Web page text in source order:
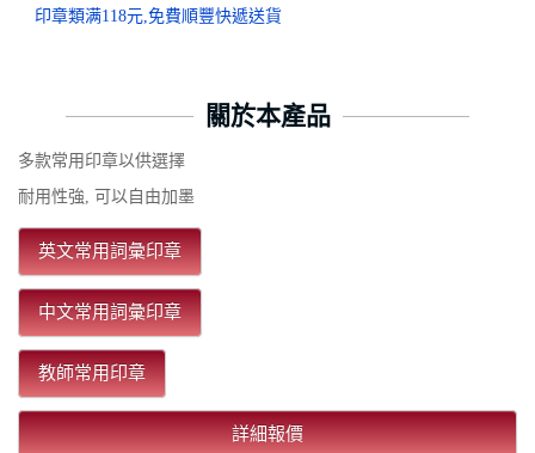
印章類满118元,免費順豐快遞送貨
關於本產品
多款常用印章以供選擇
耐用性強, 可以自由加墨
英文常用詞彙印章
中文常用詞彙印章
教師常用印章
詳細報價